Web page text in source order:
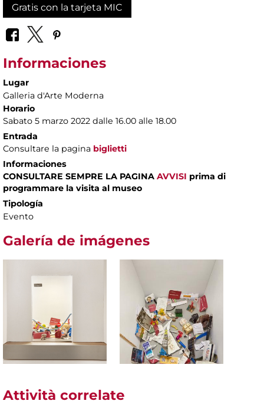
Gratis con la tarjeta MIC
Informaciones
Lugar
Galleria d'Arte Moderna
Horario
Sabato 5 marzo 2022 dalle 16.00 alle 18.00
Entrada
Consultare la pagina biglietti
Informaciones
CONSULTARE SEMPRE LA PAGINA AVVISI prima di
programmare la visita al museo
Tipología
Evento
Galería de imágenes
Attività correlate